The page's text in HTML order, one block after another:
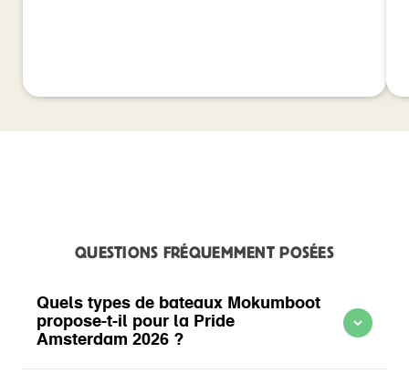
QUESTIONS FRÉQUEMMENT POSÉES
Quels types de bateaux Mokumboot
propose-t-il pour la Pride
Amsterdam 2026 ?